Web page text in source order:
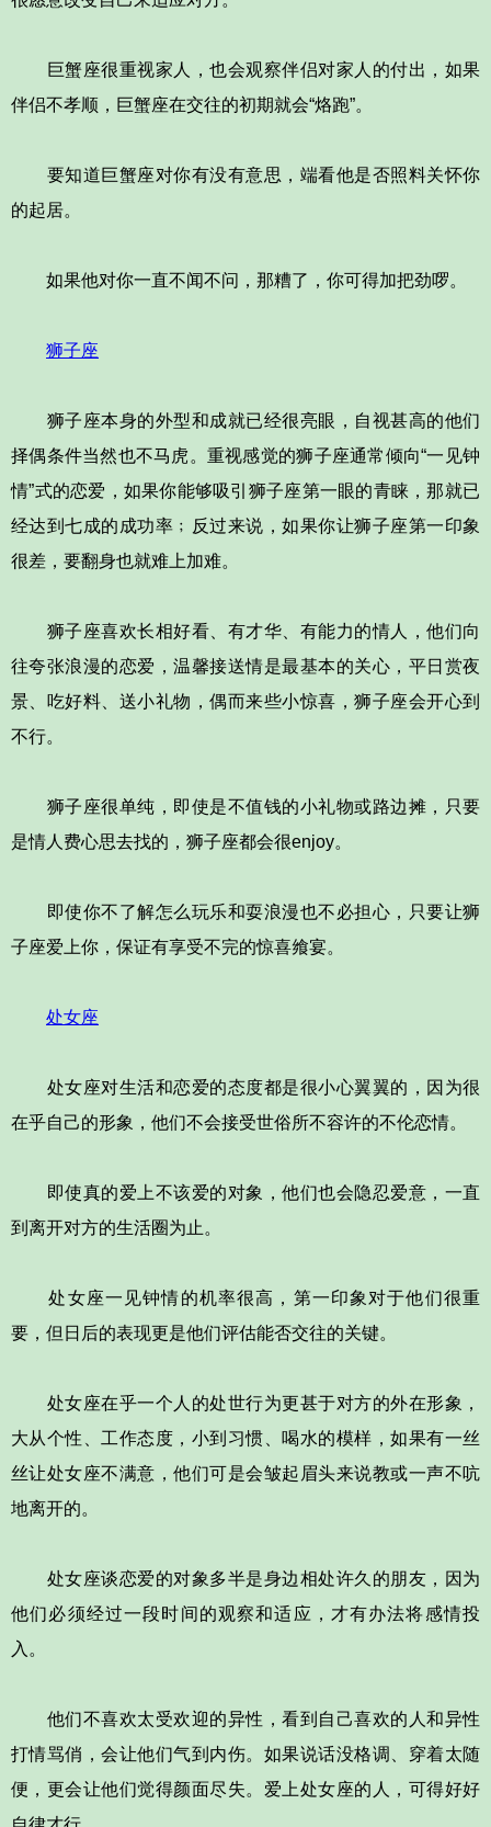
巨蟹座很重视家人，也会观察伴侣对家人的付出，如果
伴侣不孝顺，巨蟹座在交往的初期就会“烙跑”。
要知道巨蟹座对你有没有意思，端看他是否照料关怀你
的起居。
如果他对你一直不闻不问，那糟了，你可得加把劲啰。
狮子座
狮子座本身的外型和成就已经很亮眼，自视甚高的他们
择偶条件当然也不马虎。重视感觉的狮子座通常倾向“一见钟
情”式的恋爱，如果你能够吸引狮子座第一眼的青睐，那就已
经达到七成的成功率﹔反过来说，如果你让狮子座第一印象
很差，要翻身也就难上加难。
狮子座喜欢长相好看、有才华、有能力的情人，他们向
往夸张浪漫的恋爱，温馨接送情是最基本的关心，平日赏夜
景、吃好料、送小礼物，偶而来些小惊喜，狮子座会开心到
不行。
狮子座很单纯，即使是不值钱的小礼物或路边摊，只要
是情人费心思去找的，狮子座都会很enjoy。
即使你不了解怎么玩乐和耍浪漫也不必担心，只要让狮
子座爱上你，保证有享受不完的惊喜飨宴。
处女座
处女座对生活和恋爱的态度都是很小心翼翼的，因为很
在乎自己的形象，他们不会接受世俗所不容许的不伦恋情。
即使真的爱上不该爱的对象，他们也会隐忍爱意，一直
到离开对方的生活圈为止。
处女座一见钟情的机率很高，第一印象对于他们很重
要，但日后的表现更是他们评估能否交往的关键。
处女座在乎一个人的处世行为更甚于对方的外在形象，
大从个性、工作态度，小到习惯、喝水的模样，如果有一丝
丝让处女座不满意，他们可是会皱起眉头来说教或一声不吭
地离开的。
处女座谈恋爱的对象多半是身边相处许久的朋友，因为
他们必须经过一段时间的观察和适应，才有办法将感情投
入。
他们不喜欢太受欢迎的异性，看到自己喜欢的人和异性
打情骂俏，会让他们气到内伤。如果说话没格调、穿着太随
便，更会让他们觉得颜面尽失。爱上处女座的人，可得好好